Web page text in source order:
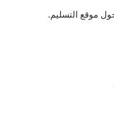
موقع التسليم.